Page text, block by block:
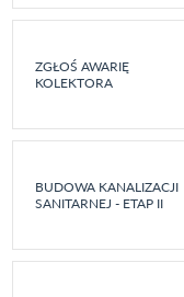
ZGŁOŚ AWARIĘ
KOLEKTORA
BUDOWA KANALIZACJI
SANITARNEJ - ETAP II